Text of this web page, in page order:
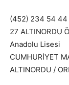
(452) 234 54 44
27 ALTINORDU
Anadolu Lisesi
CUMHURİYET
ALTINORDU /